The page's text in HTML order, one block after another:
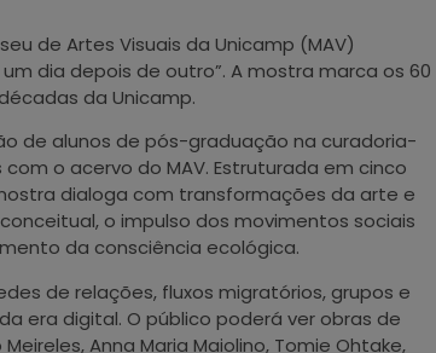
de Artes Visuais da Unicamp (MAV)
dia depois de outro”. A mostra marca os 60
da Unicamp.
de alunos de pós-graduação na curadoria-
o acervo do MAV. Estruturada em cinco
dialoga com transformações da arte e
o impulso dos movimentos sociais
da consciência ecológica.
de relações, fluxos migratórios, grupos e
era digital. O público poderá ver obras de
Anna Maria Maiolino, Tomie Ohtake,